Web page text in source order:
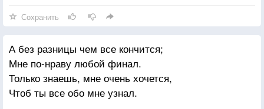
Сохранить
А без разницы чем все кончится;
Мне по-нраву любой финал.
Только знаешь, мне очень хочется,
Чтоб ты все обо мне узнал.